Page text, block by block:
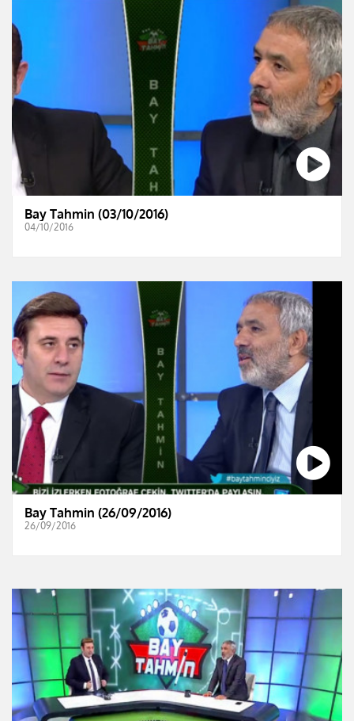
Bay Tahmin (03/10/2016)
04/10/2016
Bay Tahmin (26/09/2016)
26/09/2016